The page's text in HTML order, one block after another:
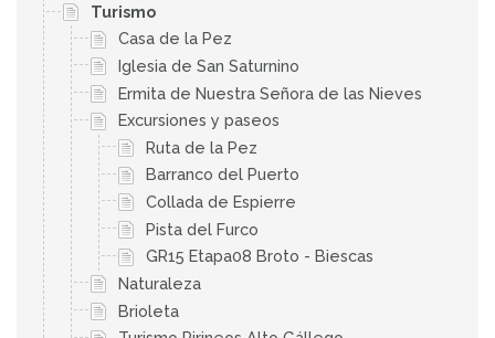
Turismo
Casa de la Pez
Iglesia de San Saturnino
Ermita de Nuestra Señora de las Nieves
Excursiones y paseos
Ruta de la Pez
Barranco del Puerto
Collada de Espierre
Pista del Furco
GR15 Etapa08 Broto - Biescas
Naturaleza
Brioleta